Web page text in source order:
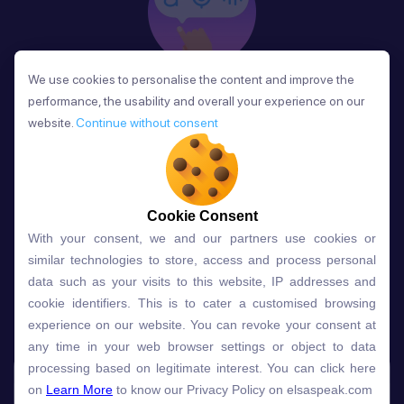
Phản Hồi
Sau mỗi bài học, người học nhận phản hồi về phát
âm và ngữ pháp ngay lập tức, giúp cải thiện kỹ năng
và tiến bộ nhanh chóng.
Lựa chọn gói học ELSA dành
cho bạn
Gói học Free Premium
Speech Analyzer
We use cookies to personalise the content and improve the
performance, the usability and overall your experience on our
website. Continue without consent
Cookie Consent
With your consent, we and our partners use cookies or
similar technologies to store, access and process personal
data such as your visits to this website, IP addresses and
cookie identifiers. This is to cater a customised browsing
experience on our website. You can revoke your consent at
any time in your web browser settings or object to data
processing based on legitimate interest. You can click here
on Learn More to know our Privacy Policy on elsaspeak.com
We use cookies to personalise the content and improve the
performance, the usability and overall your experience on our
website. Continue without consent
Cookie Consent
With your consent, we and our partners use cookies or
similar technologies to store, access and process personal
data such as your visits to this website, IP addresses and
cookie identifiers. This is to cater a customised browsing
experience on our website. You can revoke your consent at
any time in your web browser settings or object to data
processing based on legitimate interest. You can click here
on Learn More to know our Privacy Policy on elsaspeak.com